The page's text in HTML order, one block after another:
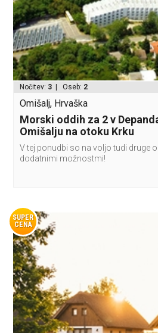
Nočitev: 3 | Oseb: 2
Omišalj, Hrvaška
Morski oddih za 2 v
Omišalju na otoku Krku
V tej ponudbi so na voljo tudi druge
dodatnimi možnostmi!
SUPER
CENA